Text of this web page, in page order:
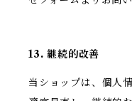
13. 継続的改善
当ショップは、個人